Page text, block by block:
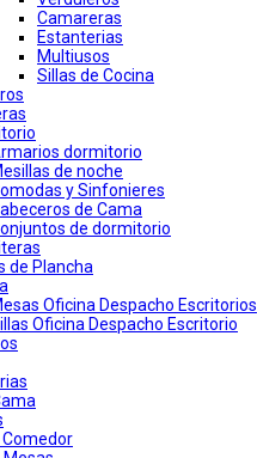
Camareras
Estanterias
Multiusos
Sillas de Cocina
dormitorio
de noche
y Sinfonieres
de Cama
de dormitorio
de Plancha
Oficina Despacho Escritorios
Oficina Despacho Escritorio